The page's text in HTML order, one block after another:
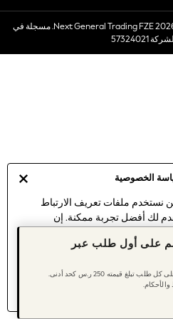
الخصوصية
نستخدم ملفات تعريف الارتباط
لك أفضل تجربة ممكنة. إن
على استخدامنا لملفات تعريف
المزيد عن إدارة إعدادات ملفات
الارتباط (الكوكيز).
حقوق الطبع والنشر محفوظة © لصالح 2026 Next General Trading FZE. مسجلة في
57324021
ر.س خصم على أول طلب عبر
يُطبق العرض تلقائيًا في صفحة السداد على كل طلب تبلغ قيمته 250 ر.س كحد أدنى.